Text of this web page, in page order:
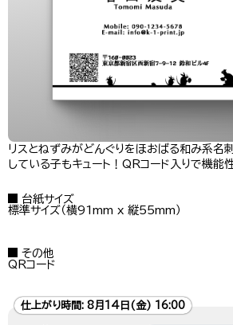
リスとねずみがどんぐりをほおばる和み系名
している子もキュート！QRコード入りで機能
台紙サイズ
標準サイズ（横91mm x 縦55mm）
その他
QRコード
仕上がり時間: 8月14日(金) 16:00